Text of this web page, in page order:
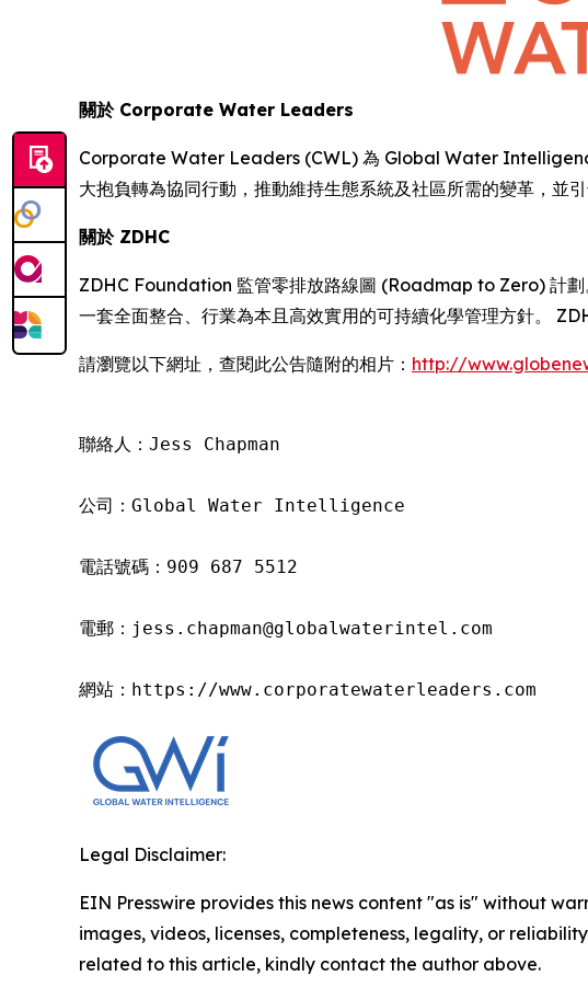
關於 Corporate Water Leaders
Corporate Water Leaders (CWL) 為 Global Water
大抱負轉為協同行動，推動維持生態系統及社區所需的變革，並
關於 ZDHC
ZDHC Foundation 監管零排放路線圖 (Roadmap to Zero) 計劃
一套全面整合、行業為本且高效實用的可持續化學管理方針。
請瀏覽以下網址，查閱此公告隨附的相片： http://
聯絡人：Jess Chapman
公司：Global Water Intelligence
電話號碼：909 687 5512
電郵：jess.chapman@globalwaterintel.com
網站：https://www.corporatewaterleaders.com
Legal Disclaimer:
EIN Presswire provides this news content "as is" without
images, videos, licenses, completeness, legality, or
related to this article, kindly contact the author above.